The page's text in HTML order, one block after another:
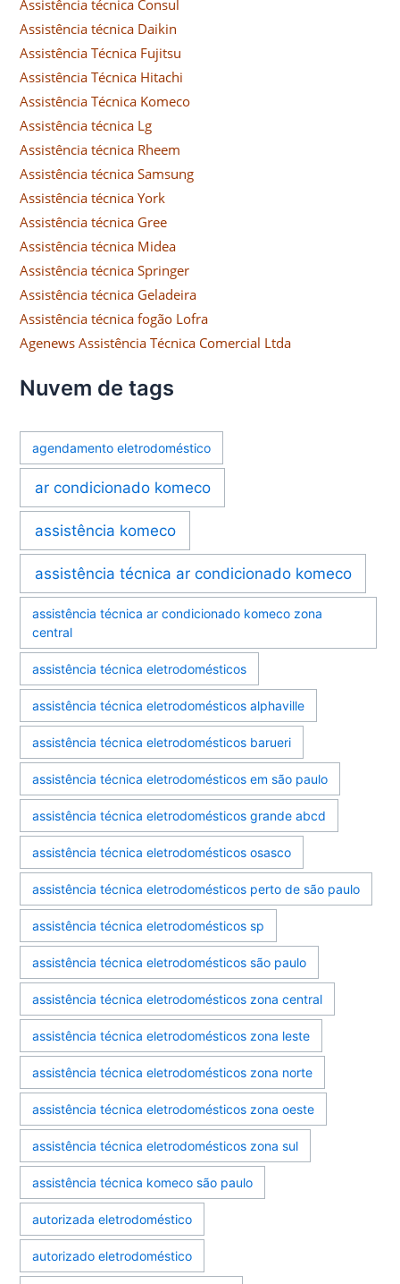
Assistência técnica Consul
Assistência técnica Daikin
Assistência Técnica Fujitsu
Assistência Técnica Hitachi
Assistência Técnica Komeco
Assistência técnica Lg
Assistência técnica Rheem
Assistência técnica Samsung
Assistência técnica York
Assistência técnica Gree
Assistência técnica Midea
Assistência técnica Springer
Assistência técnica Geladeira
Assistência técnica fogão Lofra
Agenews Assistência Técnica Comercial Ltda
Nuvem de tags
agendamento eletrodoméstico
ar condicionado komeco
assistência komeco
assistência técnica ar condicionado komeco
assistência técnica ar condicionado komeco zona
central
assistência técnica eletrodomésticos
assistência técnica eletrodomésticos alphaville
assistência técnica eletrodomésticos barueri
assistência técnica eletrodomésticos em são paulo
assistência técnica eletrodomésticos grande abcd
assistência técnica eletrodomésticos osasco
assistência técnica eletrodomésticos perto de são paulo
assistência técnica eletrodomésticos sp
assistência técnica eletrodomésticos são paulo
assistência técnica eletrodomésticos zona central
assistência técnica eletrodomésticos zona leste
assistência técnica eletrodomésticos zona norte
assistência técnica eletrodomésticos zona oeste
assistência técnica eletrodomésticos zona sul
assistência técnica komeco são paulo
autorizada eletrodoméstico
autorizado eletrodoméstico